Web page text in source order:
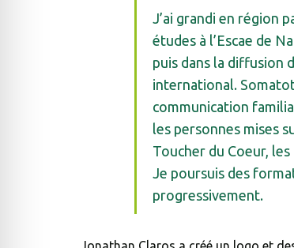
J’ai grandi en région
études à l’Escae de
puis dans la diffusion
international.
communication
les personnes mises
Toucher du Coeur,
Je poursuis des
progressivement.